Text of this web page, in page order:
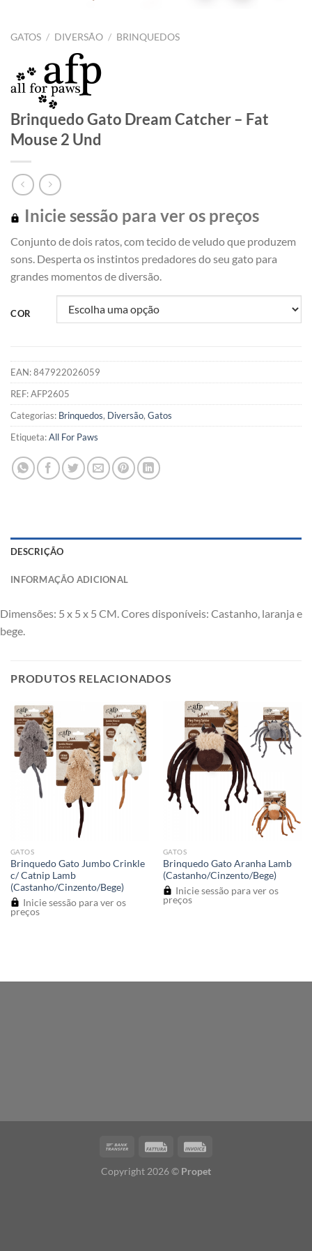
GATOS / DIVERSÃO / BRINQUEDOS
Brinquedo Gato Dream Catcher – Fat
Mouse 2 Und
Inicie sessão para ver os preços
Conjunto de dois ratos, com tecido de veludo que produzem
sons. Desperta os instintos predadores do seu gato para
grandes momentos de diversão.
COR
EAN:847922026059
REF:AFP2605
Categorias: Brinquedos, Diversão, Gatos
Etiqueta:All For Paws
DESCRIÇÃO
INFORMAÇÃO ADICIONAL
Dimensões: 5 x 5 x 5 CM. Cores disponíveis: Castanho, laranja e
bege.
PRODUTOS RELACIONADOS
GATOS
Brinquedo Gato Jumbo Crinkle
c/ Catnip Lamb
(Castanho/Cinzento/Bege)
Inicie sessão para ver os
preços
GATOS
Brinquedo Gato Aranha Lamb
(Castanho/Cinzento/Bege)
Inicie sessão para ver os
preços
Copyright 2026 © Propet